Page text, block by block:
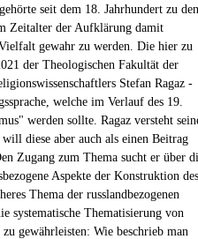
seit dem 18. Jahrhundert zu den
Zeitalter der Aufklärung damit
gewahr zu werden. Die hier zu
der Theologischen Fakultät der
Stefan Ragaz -
welche im Verlauf des 19.
werden sollte. Ragaz versteht
diese aber auch als einen Beitrag
Zugang zum Thema sucht er über
Aspekte der Konstruktion des
Thema der russlandbezogenen
systematische Thematisierung von
gewährleisten: Wie beschrieb man